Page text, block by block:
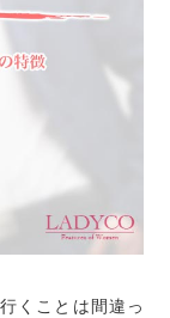
くことは間違っ